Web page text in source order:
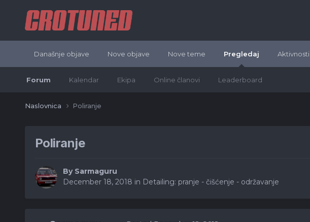
Današnje objave Nove objave Nove teme Pregledaj
Forum Kalendar Ekipa Online članovi Leaderboard
Aktivnosti
Naslovnica Poliranje
Poliranje
By Sarmaguru
December 18, 2018 in Detailing: pranje - čišćenje - održavanje